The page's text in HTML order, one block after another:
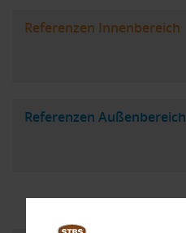
Referenzen Innenbereich
Referenzen Außenbereich